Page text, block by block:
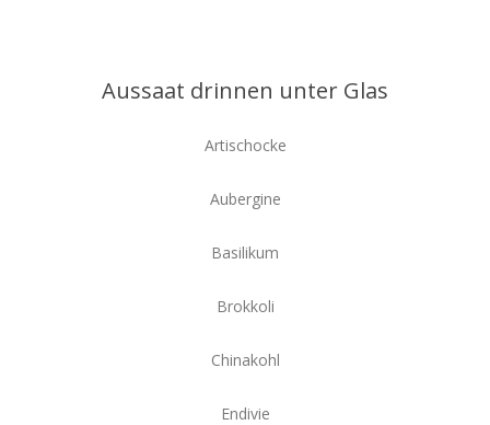
Aussaat drinnen unter Glas
Artischocke
Aubergine
Basilikum
Brokkoli
Chinakohl
Endivie